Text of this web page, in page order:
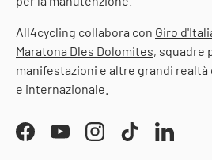
All4cycling collabora con Giro
Maratona Dles Dolomites, squadre
manifestazioni e altre grandi realtà
e internazionale.
FacebookYouTubeInstagramTikTokLinkedIn